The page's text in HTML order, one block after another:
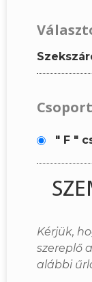
" F "
Kérjük,
szereplő
alábbi